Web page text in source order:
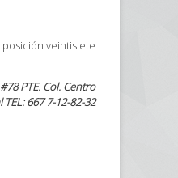
veintisiete
PTE. Col. Centro
667 7-12-82-32